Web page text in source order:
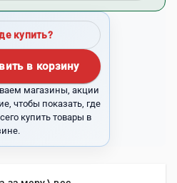
купить?
в корзину
магазины, акции
чтобы показать, где
купить товары в